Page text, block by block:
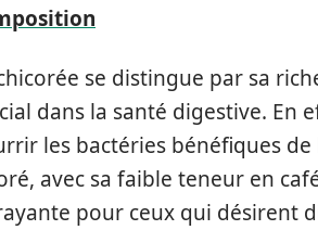
se distingue par sa
dans la santé digestive. En
les bactéries bénéfiques
avec sa faible teneur en
pour ceux qui désirent